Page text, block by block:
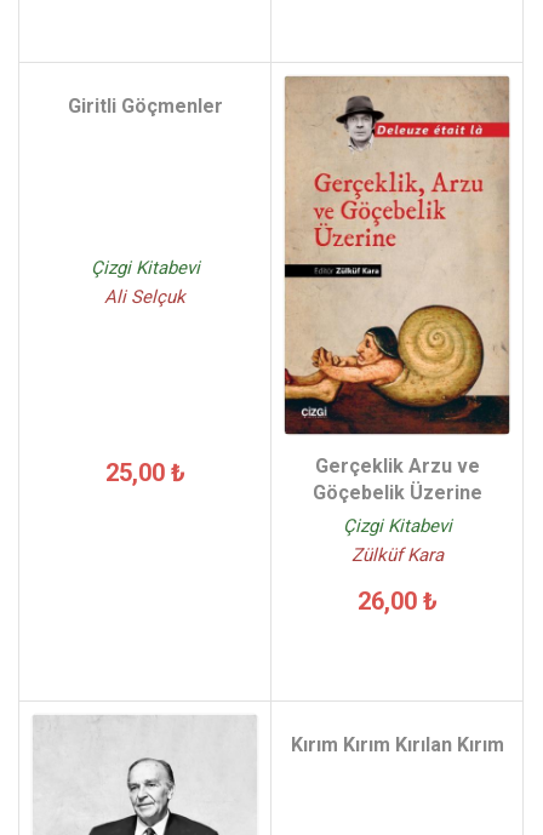
Giritli Göçmenler
Çizgi Kitabevi
Ali Selçuk
25,00 ₺
Gerçeklik Arzu ve
Göçebelik Üzerine
Çizgi Kitabevi
Zülküf Kara
26,00 ₺
Kırım Kırım Kırılan Kırım